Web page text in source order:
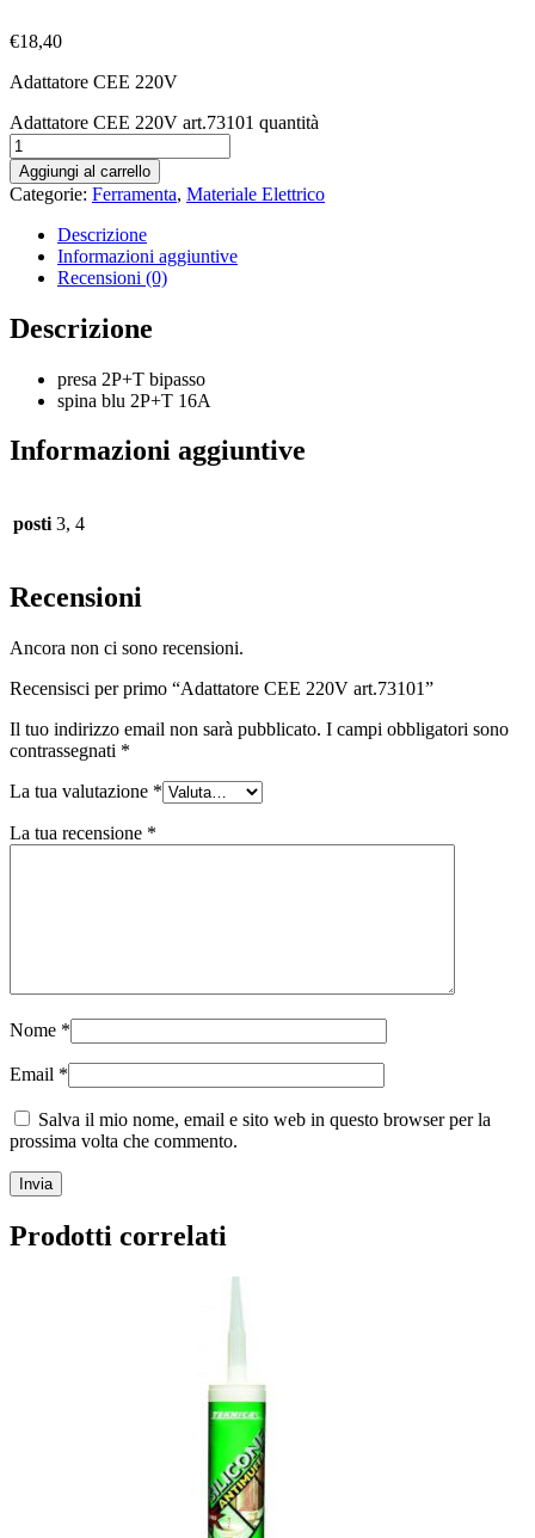
€18,40
Adattatore CEE 220V
Adattatore CEE 220V art.73101 quantità
Aggiungi al carrello
Categorie: Ferramenta, Materiale Elettrico
Descrizione
Informazioni aggiuntive
Recensioni (0)
Descrizione
presa 2P+T bipasso
spina blu 2P+T 16A
Informazioni aggiuntive
posti 3, 4
Recensioni
Ancora non ci sono recensioni.
Recensisci per primo “Adattatore CEE 220V art.73101”
Il tuo indirizzo email non sarà pubblicato. I campi obbligatori sono
contrassegnati *
La tua valutazione *
La tua recensione *
Nome *
Email *
Salva il mio nome, email e sito web in questo browser per la
prossima volta che commento.
Prodotti correlati